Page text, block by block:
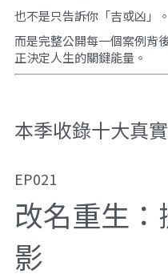
也不是只告訴你「吉或凶」。
而是完整公開每一個案例背
正決定人生的關鍵能量。
本季收錄十大真
EP021
改名重生
影